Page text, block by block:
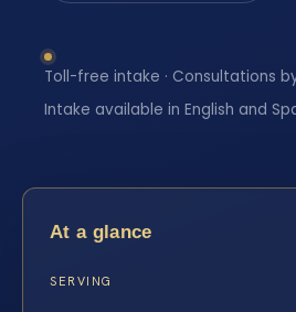
Toll-free intake · Consultations
Intake available in English and
At a glance
SERVING